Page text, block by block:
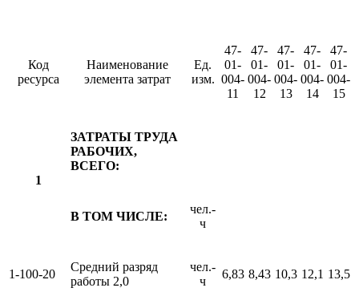
Код
ресурса
Наименование
элемента затрат
Ед.
изм.
47-
01-
004-
11
47-
01-
004-
12
47-
01-
004-
13
47-
01-
004-
14
47-
01-
004-
15
1
ЗАТРАТЫ ТРУДА
РАБОЧИХ,
ВСЕГО:
В ТОМ ЧИСЛЕ:
чел.-
ч
1-100-20
Средний разряд
работы 2,0
чел.-
ч
6,83 8,43 10,3 12,1 13,5